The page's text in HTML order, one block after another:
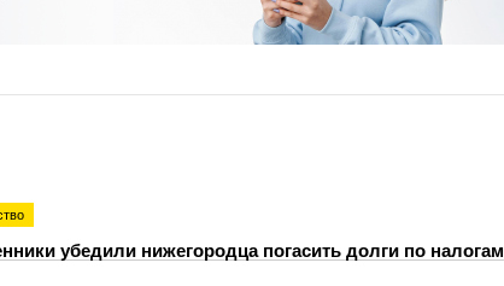
убедили нижегородца погасить долги по налогам